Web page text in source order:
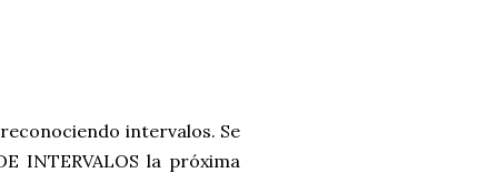
intervalos. Se
INTERVALOS la próxima